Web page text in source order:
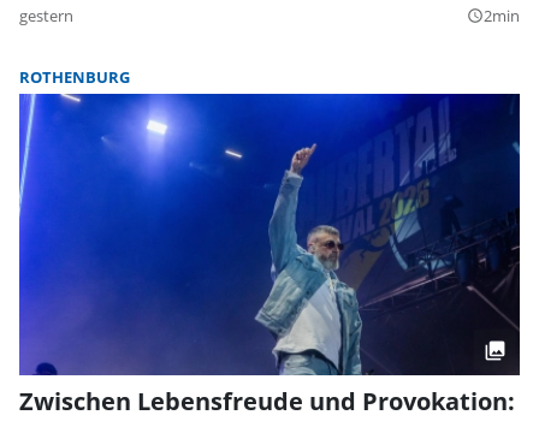
gestern query_builder2min
ROTHENBURG
Zwischen Lebensfreude und Provokation: